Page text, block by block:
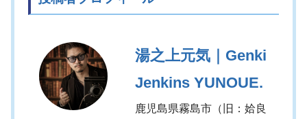
湯之上元気｜Genki
Jenkins YUNOUE.
鹿児島県霧島市（旧：姶良